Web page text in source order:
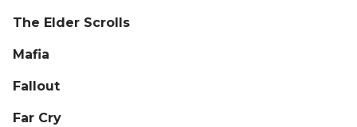
The Elder Scrolls
Mafia
Fallout
Far Cry